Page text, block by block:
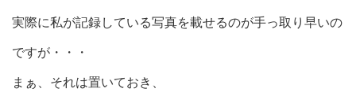
実際に私が記録している写真を載せるのが手っ取り早いの
ですが・・・
まぁ、それは置いておき、